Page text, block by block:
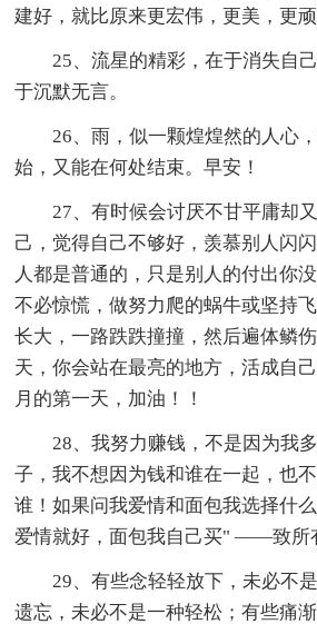
建好，就比原来更宏伟，更美，更顽
25、流星的精彩，在于消失自
于沉默无言。
26、雨，似一颗煌煌然的人心
始，又能在何处结束。早安！
27、有时候会讨厌不甘平庸却
己，觉得自己不够好，羡慕别人闪
人都是普通的，只是别人的付出你
不必惊慌，做努力爬的蜗牛或坚持
长大，一路跌跌撞撞，然后遍体鳞
天，你会站在最亮的地方，活成自
月的第一天，加油！！
28、我努力赚钱，不是因为我
子，我不想因为钱和谁在一起，也
谁！如果问我爱情和面包我选择什
爱情就好，面包我自己买" ——致所
29、有些念轻轻放下，未必不
遗忘，未必不是一种轻松；有些痛